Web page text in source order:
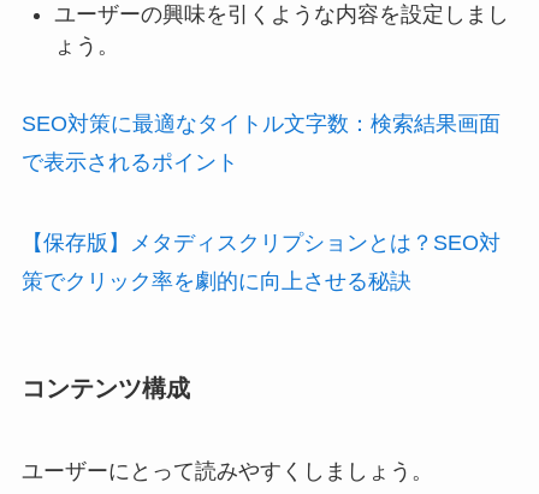
ユーザーの興味を引くような内容を設定しまし
ょう。
SEO対策に最適なタイトル文字数：検索結果画面
で表示されるポイント
【保存版】メタディスクリプションとは？SEO対
策でクリック率を劇的に向上させる秘訣
コンテンツ構成
ユーザーにとって読みやすくしましょう。